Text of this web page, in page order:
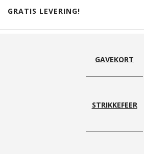
GRATIS LEVERING!
GAVEKORT
STRIKKEFEER